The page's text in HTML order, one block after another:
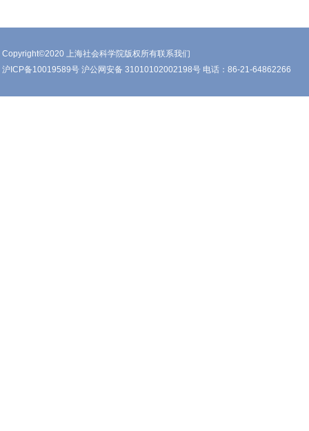
Copyright©2020 上海社会科学院版权所有联系我们
沪ICP备10019589号 沪公网安备 31010102002198号 电话：86-21-64862266